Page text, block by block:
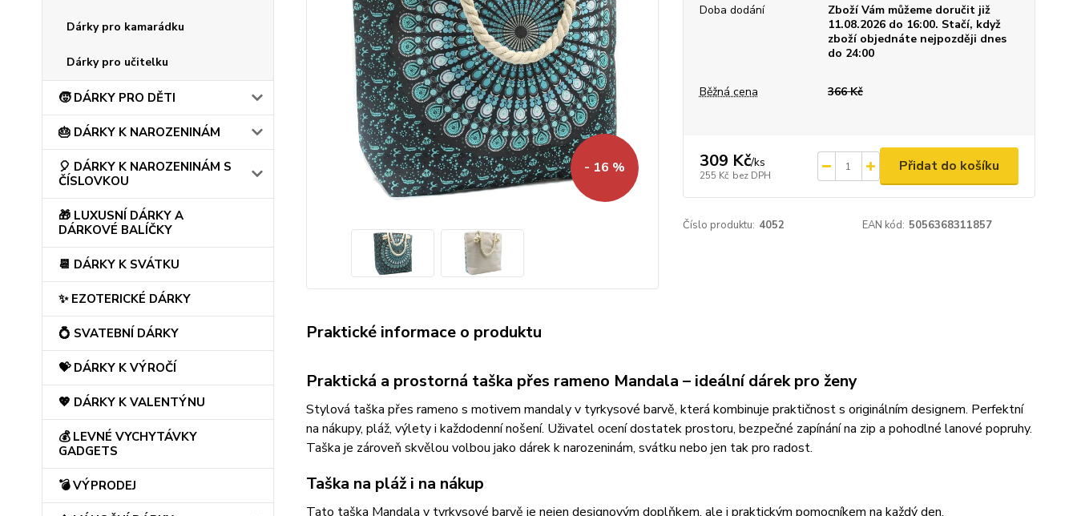
Dárky pro kamarádku
Dárky pro učitelku
🧒 DÁRKY PRO DĚTI
🎂 DÁRKY K NAROZENINÁM
🎈 DÁRKY K NAROZENINÁM S
ČÍSLOVKOU
🎁 LUXUSNÍ DÁRKY A
DÁRKOVÉ BALÍČKY
📆 DÁRKY K SVÁTKU
✨ EZOTERICKÉ DÁRKY
💍 SVATEBNÍ DÁRKY
💝 DÁRKY K VÝROČÍ
💖 DÁRKY K VALENTÝNU
💰 LEVNÉ VYCHYTÁVKY
GADGETS
💣 VÝPRODEJ
- 16 %
Doba dodání
Zboží Vám můžeme doručit již
11.08.2026 do 16:00. Stačí, když
zboží objednáte nejpozději dnes
do 24:00
Běžná cena 366 Kč
309 Kč/ks
255 Kč bez DPH
Přidat do košíku
Číslo produktu: 4052 EAN kód: 5056368311857
Praktické informace o produktu
Praktická a prostorná taška přes rameno Mandala – ideální dárek pro ženy
Stylová taška přes rameno s motivem mandaly v tyrkysové barvě, která kombinuje praktičnost s originálním designem. Perfektní
na nákupy, pláž, výlety i každodenní nošení. Uživatel ocení dostatek prostoru, bezpečné zapínání na zip a pohodlné lanové popruhy.
Taška je zároveň skvělou volbou jako dárek k narozeninám, svátku nebo jen tak pro radost.
Taška na pláž i na nákup
Tato taška Mandala v tyrkysové barvě je nejen designovým doplňkem, ale i praktickým pomocníkem na každý den.